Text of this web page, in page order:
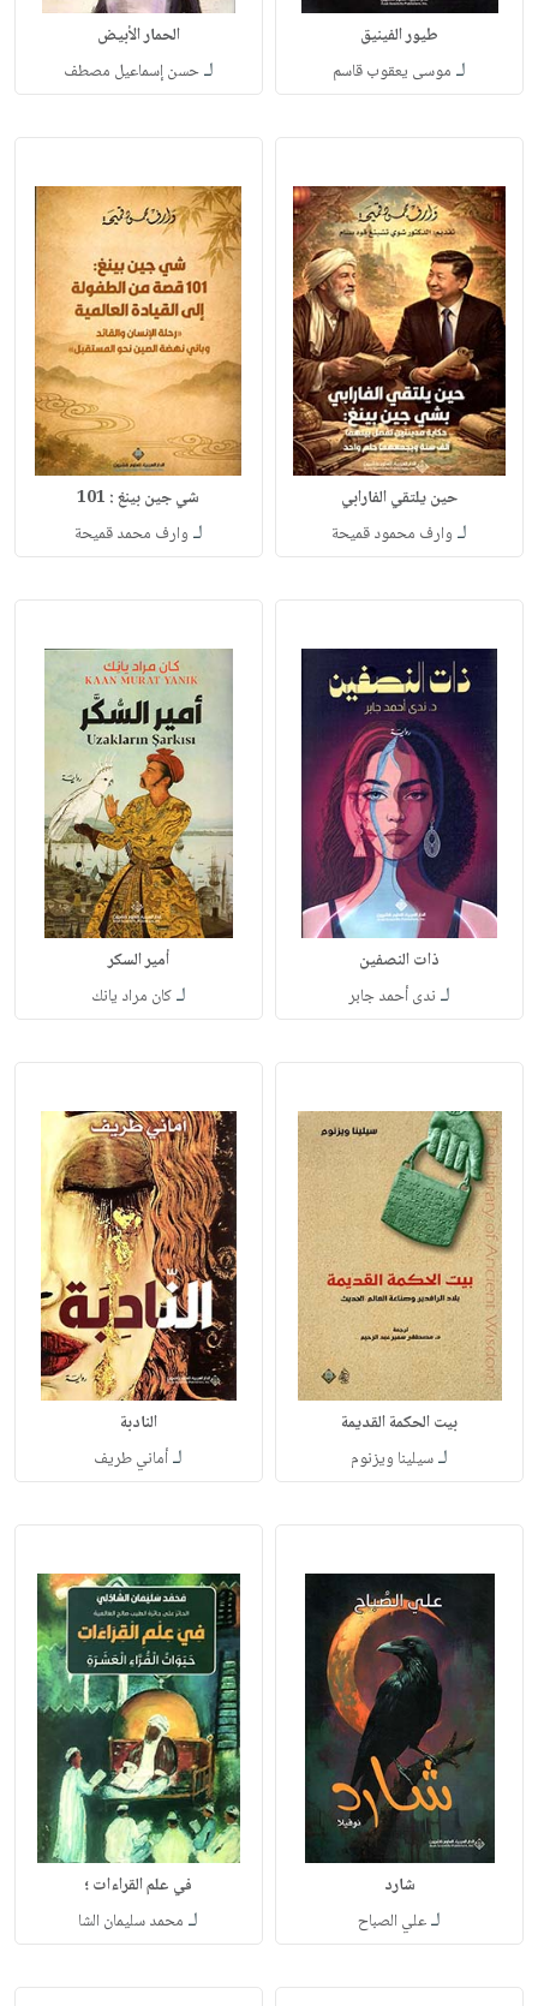
طيور الفينيق
لـ موسى يعقوب قاسم
الحمار الأبيض
لـحسن إسماعيل مصطف
حين يلتقي الفارابي
لـ وارف محمود قميحة
شي جين بينغ : 101
لـ وارف محمد قميحة
ذات النصفين
لـ ندى أحمد جابر
أمير السكر
لـكان مراد يانك
بيت الحكمة القديمة
لـسيلينا ويزنوم
النادبة
لـأماني طريف
شارد
لـعلي الصباح
في علم القراءات ؛
لـ محمد سليمان الشا